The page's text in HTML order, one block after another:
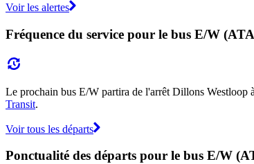
Voir les alertes
Fréquence du service pour le bus E/W
Le prochain bus E/W partira de l'arrêt Dillons Westloop
Transit.
Voir tous les départs
Ponctualité des départs pour le bus E/W